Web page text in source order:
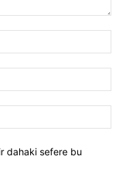
dahaki sefere bu